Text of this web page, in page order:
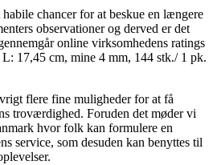
chancer for at beskue en længere
observationer og derved er det
online virksomhedens ratings
17,45 cm, mine 4 mm, 144 stk./ 1 pk.
flere fine muligheder for at få
troværdighed. Foruden det møder vi
hvor folk kan formulere en
service, som desuden kan benyttes til